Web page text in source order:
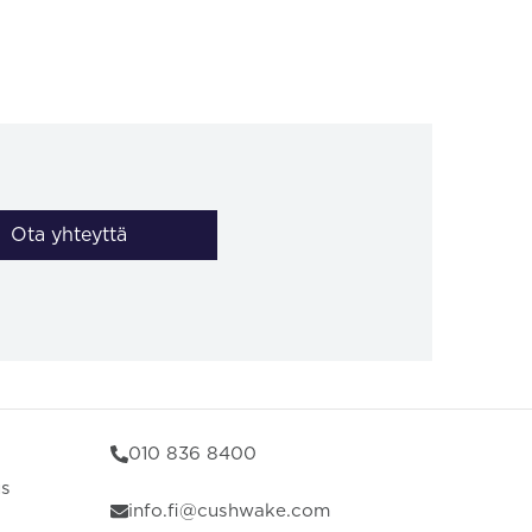
Ota yhteyttä
010 836 8400
info.fi@cushwake.com